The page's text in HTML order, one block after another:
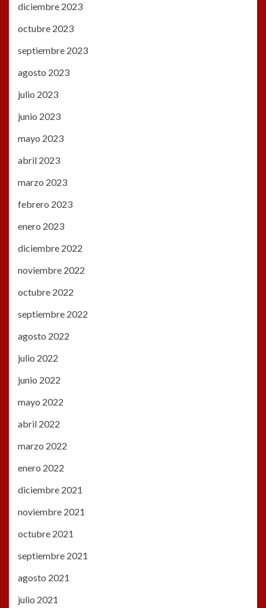
diciembre 2023
octubre 2023
septiembre 2023
agosto 2023
julio 2023
junio 2023
mayo 2023
abril 2023
marzo 2023
febrero 2023
enero 2023
diciembre 2022
noviembre 2022
octubre 2022
septiembre 2022
agosto 2022
julio 2022
junio 2022
mayo 2022
abril 2022
marzo 2022
enero 2022
diciembre 2021
noviembre 2021
octubre 2021
septiembre 2021
agosto 2021
julio 2021